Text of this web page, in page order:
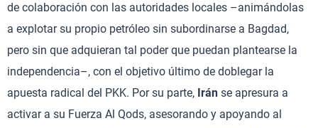
de colaboración con las autoridades locales –animándolas
a explotar su propio petróleo sin subordinarse a Bagdad,
pero sin que adquieran tal poder que puedan plantearse la
independencia–, con el objetivo último de doblegar la
apuesta radical del PKK. Por su parte, Irán se apresura a
activar a su Fuerza Al Qods, asesorando y apoyando al